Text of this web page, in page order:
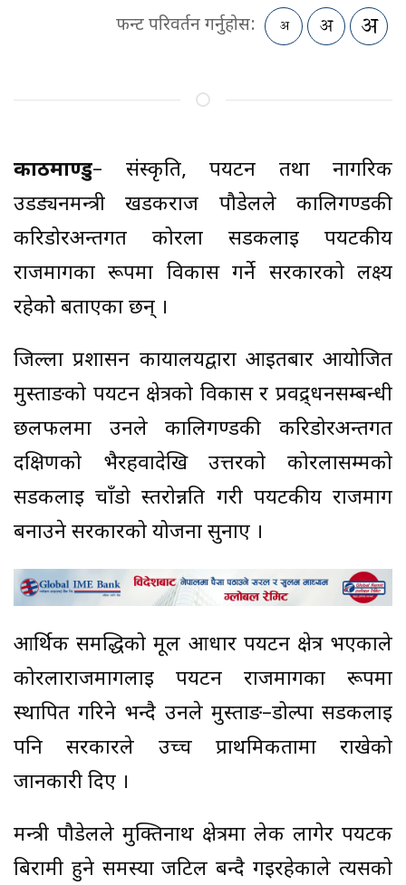
फन्ट परिवर्तन गर्नुहोस:
काठमाण्डु– संस्कृति, पर्यटन तथा नागरिक
उडड्यनमन्त्री खडकराज पौडेलले कालिगण्डकी
करिडोरअन्तर्गत कोरला सडकलाई पर्यटकीय
राजमार्गका रूपमा विकास गर्ने सरकारको लक्ष्य
रहेकोे बताएका छन् ।
जिल्ला प्रशासन कार्यालयद्वारा आइतबार आयोजित
मुस्ताङको पर्यटन क्षेत्रको विकास र प्रवद्र्धनसम्बन्धी
छलफलमा उनले कालिगण्डकी करिडोरअन्तर्गत
दक्षिणको भैरहवादेखि उत्तरको कोरलासम्मको
सडकलाई चाँडो स्तरोन्नति गरी पर्यटकीय राजमार्ग
बनाउने सरकारको योजना सुनाए ।
आर्थिक समद्धिको मूल आधार पर्यटन क्षेत्र भएकाले
कोरलाराजमार्गलाई पर्यटन राजमार्गका रूपमा
स्थापित गरिने भन्दै उनले मुस्ताङ–डोल्पा सडकलाई
पनि सरकारले उच्च प्राथमिकतामा राखेको
जानकारी दिए ।
मन्त्री पौडेलले मुक्तिनाथ क्षेत्रमा लेक लागेर पर्यटक
बिरामी हुने समस्या जटिल बन्दै गइरहेकाले त्यसको